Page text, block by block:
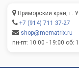
Приморский край, г.
+7 (914) 711 37-27
shop@mematrix.ru
пн-пт: 10:00 - 19:00 сб: